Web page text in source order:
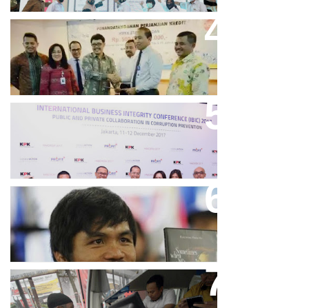
Bank Bjb Fasilitasi Kredit Modal
Kerja Konstruksi PT Adhi Karya
Keren, Bank BJB Kantongi
Puluhan Penghargaan Sepanjang
2017
Dicibir Di Medsos, Manny
Pacquiao Tegaskan Pendirian
Tolak LGBT
Bjb T Samsat Manjakan Nasabah
Dalam Bayar Pajak Kendaraan